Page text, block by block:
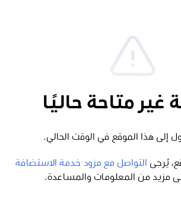
غير متاحة حاليًا
إلى هذا الموقع في الوقت الحالي.
يُرجى
التواصل مع مزود خدمة الاستضافة
مزيد من المعلومات والمساعدة.